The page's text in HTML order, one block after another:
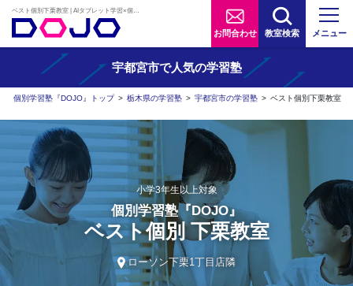
お問合わせ 教室検索 メニュー
宇都宮市で人気の学習塾
個別学習塾『DOJO』トップ > 栃木県の学習塾 > 宇都宮市の学習塾 > ベスト個別下栗教室
小学3年生以上対象
個別学習塾『DOJO』
ベスト個別 下栗教室
ローソン下栗1丁目店隣